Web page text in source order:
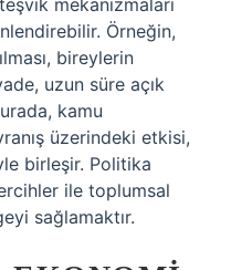
mekanizmaları
Örneğin,
bireylerin
uzun süre açık
kamu
üzerindeki etkisi,
birleşir. Politika
ile toplumsal
sağlamaktır.